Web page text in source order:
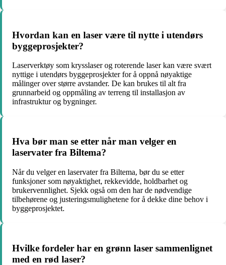
Hvordan kan en laser være til nytte i utendørs
byggeprosjekter?
Laserverktøy som krysslaser og roterende laser kan være svært
nyttige i utendørs byggeprosjekter for å oppnå nøyaktige
målinger over større avstander. De kan brukes til alt fra
grunnarbeid og oppmåling av terreng til installasjon av
infrastruktur og bygninger.
Hva bør man se etter når man velger en
laservater fra Biltema?
Når du velger en laservater fra Biltema, bør du se etter
funksjoner som nøyaktighet, rekkevidde, holdbarhet og
brukervennlighet. Sjekk også om den har de nødvendige
tilbehørene og justeringsmulighetene for å dekke dine behov i
byggeprosjektet.
Hvilke fordeler har en grønn laser sammenlignet
med en rød laser?